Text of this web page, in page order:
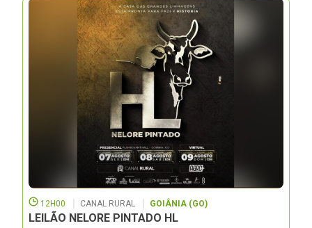
12H00 CANAL RURAL GOIÂNIA (GO)
LEILÃO NELORE PINTADO HL